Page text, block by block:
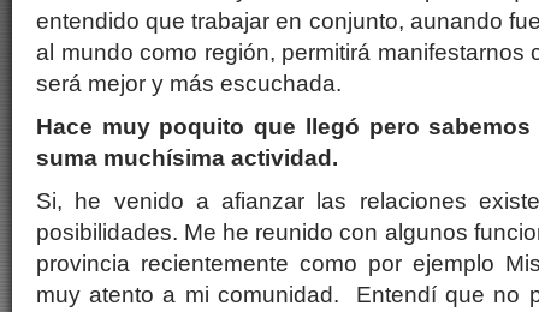
entendido que trabajar en conjunto, aunando
al mundo como región, permitirá
será mejor y más escuchada.
Hace muy poquito que llegó pero
suma muchísima actividad.
Si, he venido a afianzar las relaciones
posibilidades. Me he reunido con algunos
provincia recientemente como por ejemplo
muy atento a mi comunidad. Entendí que no